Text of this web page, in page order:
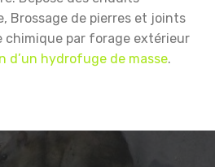
Brossage de pierres et joints
chimique par forage extérieur
d’un hydrofuge de masse.